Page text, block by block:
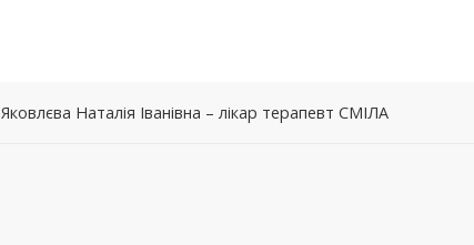
Яковлєва Наталія Іванівна – лікар терапевт СМІЛА